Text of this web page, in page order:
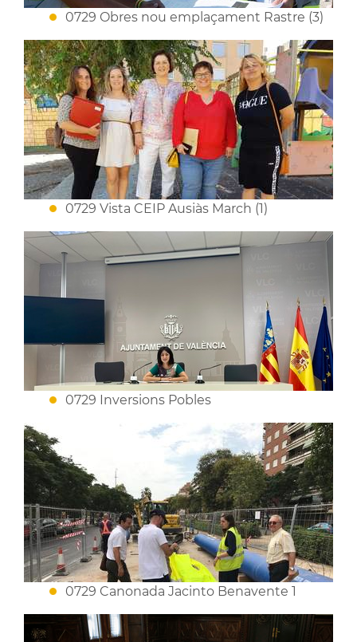
0729 Obres nou emplaçament Rastre (3)
0729 Vista CEIP Ausiàs March (1)
0729 Inversions Pobles
0729 Canonada Jacinto Benavente 1